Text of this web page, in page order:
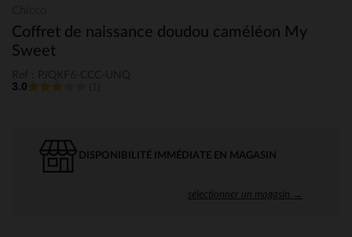
Coffret de naissance doudou caméléon My
Sweet
3.0
DISPONIBILITÉ IMMÉDIATE EN MAGASIN
sélectionner un magasin →